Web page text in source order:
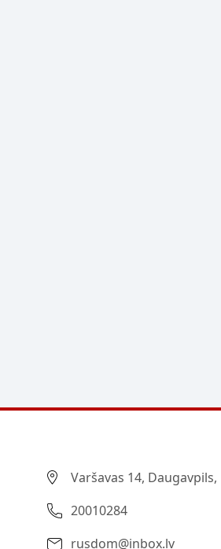
Varšavas 14, Daugavpils,
20010284
rusdom@inbox.lv